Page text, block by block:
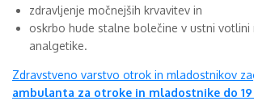
zdravljenje močnejših krvavitev in
oskrbo hude stalne bolečine v ustni votlini
analgetike.
Zdravstveno varstvo otrok in mladostnikov
ambulanta za otroke in mladostnike do